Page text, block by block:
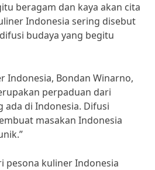
beragam dan kaya akan cita
Indonesia sering disebut
budaya yang begitu
Indonesia, Bondan Winarno,
perpaduan dari
ada di Indonesia. Difusi
masakan Indonesia
pesona kuliner Indonesia